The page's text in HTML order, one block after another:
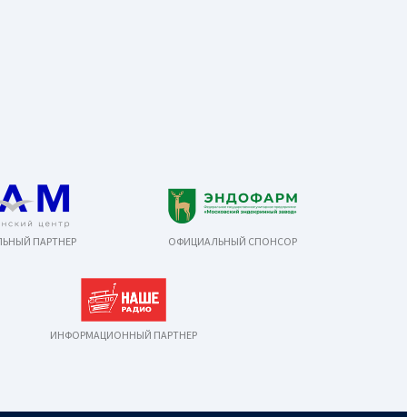
ПАРТНЕР ОФИЦИАЛЬНЫЙ СПОНСОР
ИНФОРМАЦИОННЫЙ ПАРТНЕР